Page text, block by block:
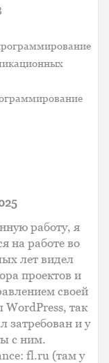
работу, я
на работе во
лет видел
проектов и
своей
WordPress, так
затребован и у
с ним.
fl.ru (там у